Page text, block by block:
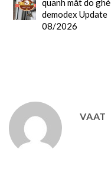
quanh mắt do ghẻ
demodex Update
08/2026
VAAT